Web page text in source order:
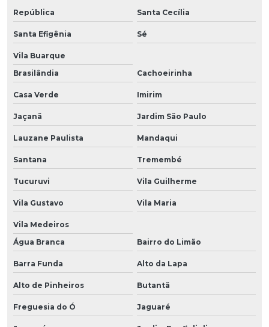
República Santa Cecília
Santa Efigênia Sé
Vila Buarque
Brasilândia
Cachoeirinha
Casa Verde Imirim
Jaçanã Jardim São Paulo
Lauzane Paulista Mandaqui
Santana Tremembé
Tucuruvi Vila Guilherme
Vila Gustavo Vila Maria
Vila Medeiros
Água Branca
Bairro do Limão
Barra Funda Alto da Lapa
Alto de Pinheiros Butantã
Freguesia do Ó Jaguaré